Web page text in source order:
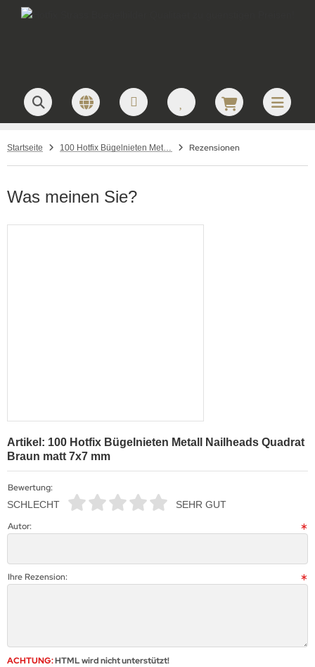
Startseite 100 Hotfix Bügelnieten Metall Nailheads Quadrat Braun matt 7x7 mm Rezensionen
Was meinen Sie?
Artikel: 100 Hotfix Bügelnieten Metall Nailheads Quadrat
Braun matt 7x7 mm
Bewertung:
SCHLECHT
SEHR GUT
Autor:
Ihre Rezension:
ACHTUNG:HTML wird nicht unterstützt!